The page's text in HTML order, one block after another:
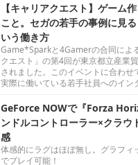
【キャリアクエスト】ゲーム
こと。セガの若手の事例に見
いう働き方
Game*Sparkと4Gamerの合同によ
クエスト」の第4回が東京都立産業
されました。このイベントに合わ
実際に働いている若手社員へのイン
GeForce NOWで『Forza
ンドルコントローラー×クラウ
感
体感的にラグはほぼ無し。グラフィ
でプレイ可能！